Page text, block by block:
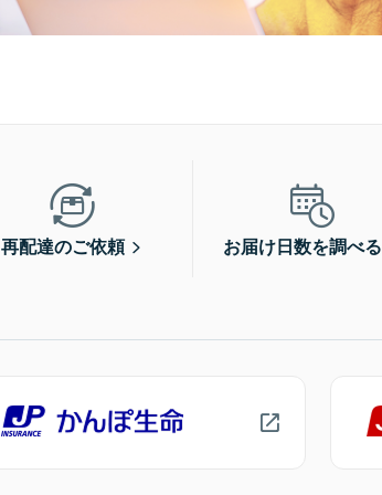
再配達のご依頼 お届け日数を調べる